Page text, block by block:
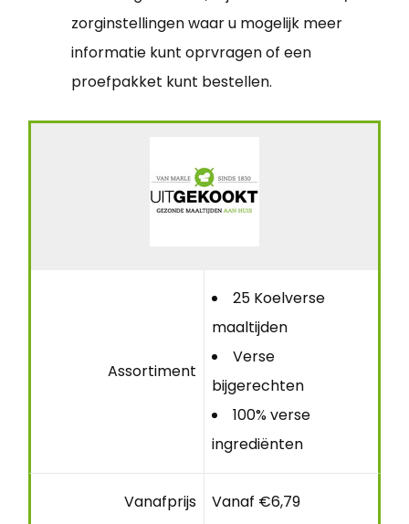
zorginstellingen waar u mogelijk meer
informatie kunt oprvragen of een
proefpakket kunt bestellen.
Assortiment
25 Koelverse
maaltijden
Verse
bijgerechten
100% verse
ingrediënten
Vanafprijs Vanaf €6,79